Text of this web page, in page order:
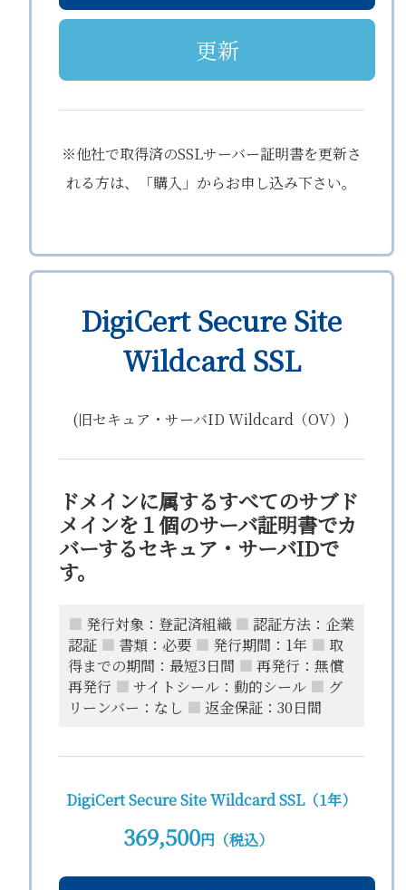
更新
※他社で取得済のSSLサーバー証明書を更新さ
れる方は、「購入」からお申し込み下さい。
DigiCert Secure Site
Wildcard SSL
(旧セキュア・サーバID Wildcard（OV）)
ドメインに属するすべてのサブド
メインを１個のサーバ証明書でカ
バーするセキュア・サーバIDで
す。
■ 発行対象：登記済組織 ■ 認証方法：企業
認証 ■ 書類：必要 ■ 発行期間：1年 ■ 取
得までの期間：最短3日間 ■ 再発行：無償
再発行 ■ サイトシール：動的シール ■ グ
リーンバー：なし ■ 返金保証：30日間
DigiCert Secure Site Wildcard SSL（1年）
369,500円（税込）